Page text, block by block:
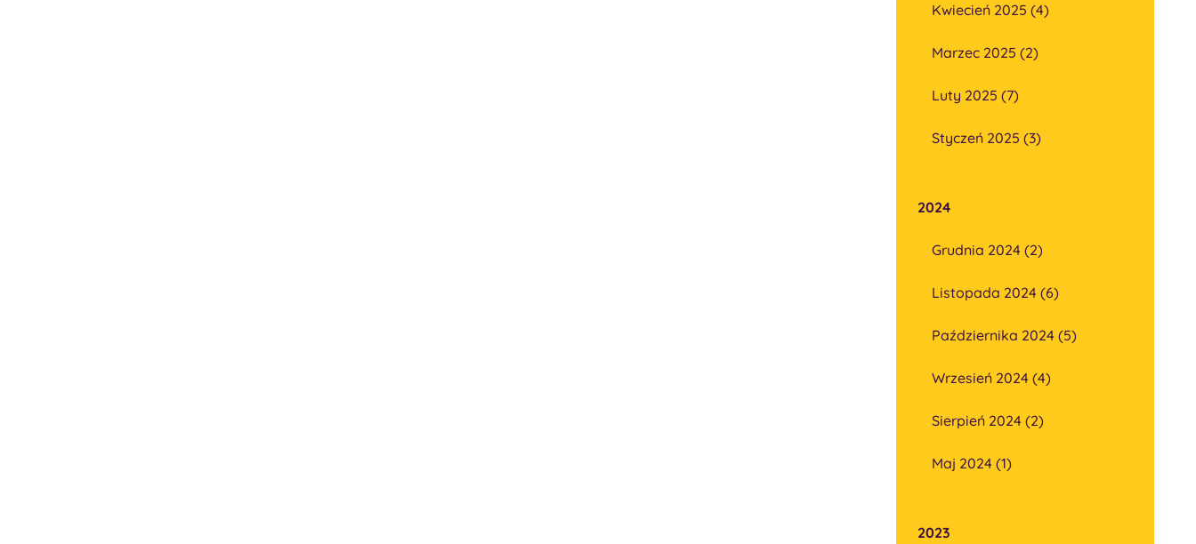
Kwiecień 2025 (4)
Marzec 2025 (2)
Luty 2025 (7)
Styczeń 2025 (3)
2024
Grudnia 2024 (2)
Listopada 2024 (6)
Października 2024 (5)
Wrzesień 2024 (4)
Sierpień 2024 (2)
Maj 2024 (1)
2023